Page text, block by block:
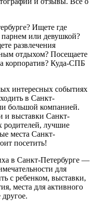
Ищете где
парнем или девушкой?
развлечения
отдыхом? Посещаете
корпоратив? Куда-СПБ
интересных событиях
в Санкт-
большой компанией.
и выставки Санкт-
родителей, лучшие
места Санкт-
посетить!
в Санкт-Петербурге —
для
с ребенком, выставки,
места для активного